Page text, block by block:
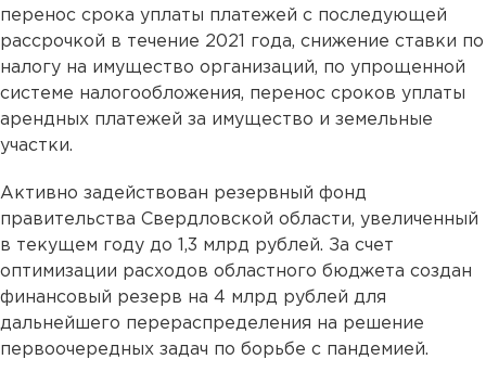
перенос срока уплаты платежей с последующей
рассрочкой в течение 2021 года, снижение ставки по
налогу на имущество организаций, по упрощенной
системе налогообложения, перенос сроков уплаты
арендных платежей за имущество и земельные
участки.
Активно задействован резервный фонд
правительства Свердловской области, увеличенный
в текущем году до 1,3 млрд рублей. За счет
оптимизации расходов областного бюджета создан
финансовый резерв на 4 млрд рублей для
дальнейшего перераспределения на решение
первоочередных задач по борьбе с пандемией.